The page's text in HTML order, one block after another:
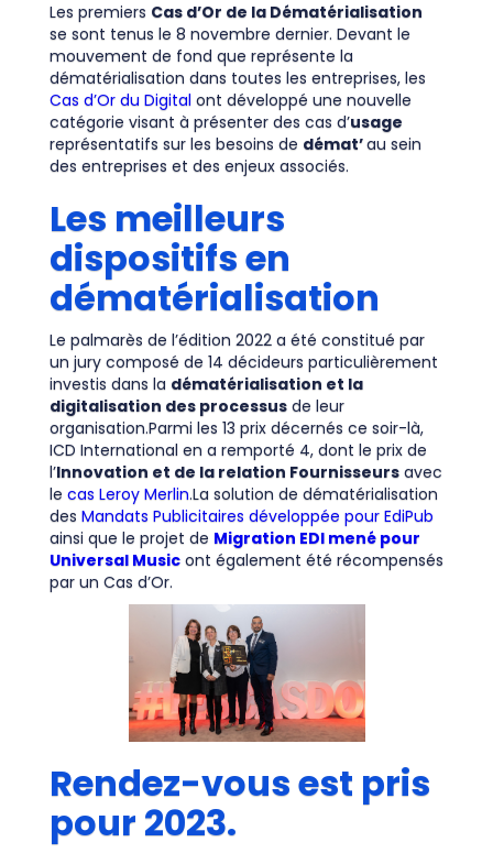
Les premiers Cas d’Or de la Dématérialisation
se sont tenus le 8 novembre dernier. Devant le
mouvement de fond que représente la
dématérialisation dans toutes les entreprises, les
Cas d’Or du Digital ont développé une nouvelle
catégorie visant à présenter des cas d’usage
représentatifs sur les besoins de démat’au sein
des entreprises et des enjeux associés.
Les meilleurs
dispositifs en
dématérialisation
Le palmarès de l’édition 2022 a été constitué par
un jury composé de 14 décideurs particulièrement
investis dans la dématérialisation et la
digitalisation des processusde leur
organisation.Parmi les 13 prix décernés ce soir-là,
ICD International en a remporté 4, dont le prix de
l’Innovation et de la relation Fournisseursavec
le cas Leroy Merlin.La solution de dématérialisation
des Mandats Publicitaires développée pour EdiPub
ainsi que le projet de Migration EDI mené pour
Universal Music ont également été récompensés
par un Cas d’Or.
Rendez-vous est pris
pour 2023.